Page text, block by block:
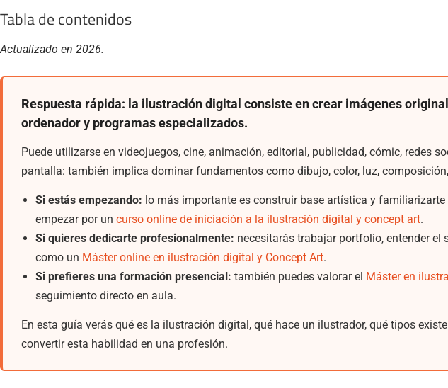
Tabla de contenidos
Actualizado en 2026.
Respuesta rápida: la ilustración digital consiste en crear imágenes
ordenador y programas especializados.
Puede utilizarse en videojuegos, cine, animación, editorial, publicidad, cómic, redes
pantalla: también implica dominar fundamentos como dibujo, color, luz,
Si estás empezando: lo más importante es construir base artística y
empezar por un curso online de iniciación a la ilustración digital y concept art.
Si quieres dedicarte profesionalmente: necesitarás trabajar portfolio, entender
como un Máster online en ilustración digital y Concept Art.
Si prefieres una formación presencial: también puedes valorar el Máster en
seguimiento directo en aula.
En esta guía verás qué es la ilustración digital, qué hace un ilustrador, qué tipos
convertir esta habilidad en una profesión.